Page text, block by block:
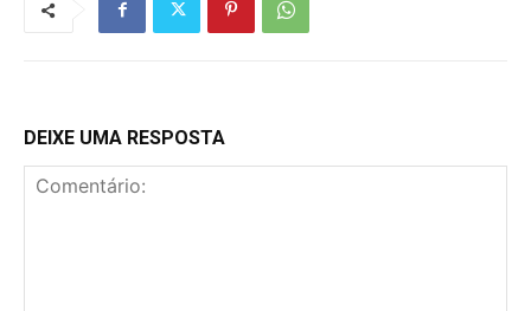
DEIXE UMA RESPOSTA